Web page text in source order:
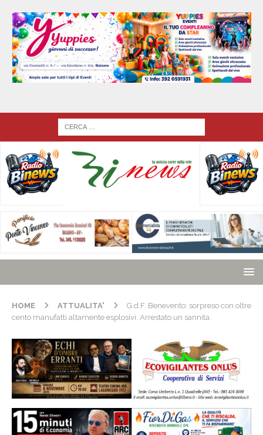
HOME ATTUALITA'
G.d.F. Benevento: sorpreso con oltre
cento manufatti altamente esplosivi. Arrestato un sannita.